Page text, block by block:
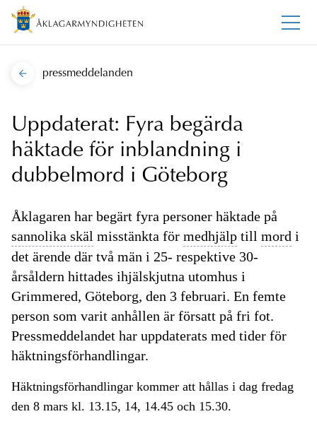
pressmeddelanden
Uppdaterat: Fyra begärda
häktade för inblandning i
dubbelmord i Göteborg
Åklagaren har begärt fyra personer häktade på
sannolika skäl misstänkta för medhjälp till mord i
det ärende där två män i 25- respektive 30-
årsåldern hittades ihjälskjutna utomhus i
Grimmered, Göteborg, den 3 februari. En femte
person som varit anhållen är försatt på fri fot.
Pressmeddelandet har uppdaterats med tider för
häktningsförhandlingar.
Häktningsförhandlingar kommer att hållas i dag fredag
den 8 mars kl. 13.15, 14, 14.45 och 15.30.